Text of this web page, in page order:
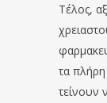
Τέλος,
τα
τείνουν